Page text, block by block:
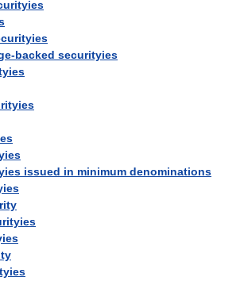
backed securityies
issued in minimum denominations